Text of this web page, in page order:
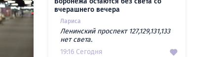
вчерашнего вечера
Лариса
Ленинский проспект 127,129,131,133
нет света.
19:16 Сегодня